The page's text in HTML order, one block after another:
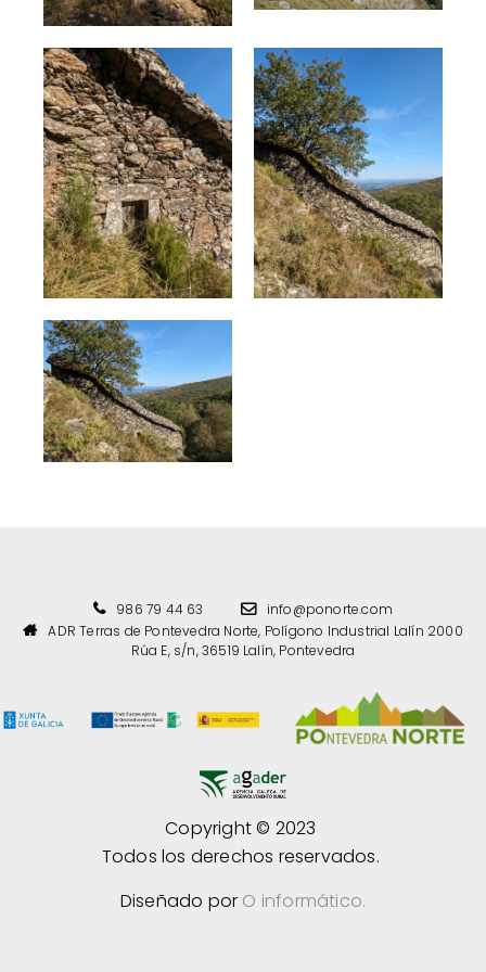
986 79 44 63
info@ponorte.com
ADR Terras de Pontevedra Norte, Polígono Industrial Lalín 2000
Rúa E, s/n, 36519 Lalín, Pontevedra
Copyright © 2023
Todos los derechos reservados.
Diseñado por O informático.